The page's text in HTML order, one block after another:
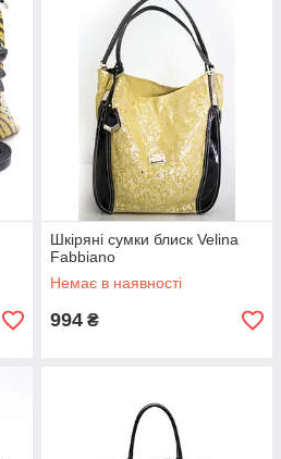
Шкіряні сумки блиск Velina
Fabbiano
Немає в наявності
994 ₴